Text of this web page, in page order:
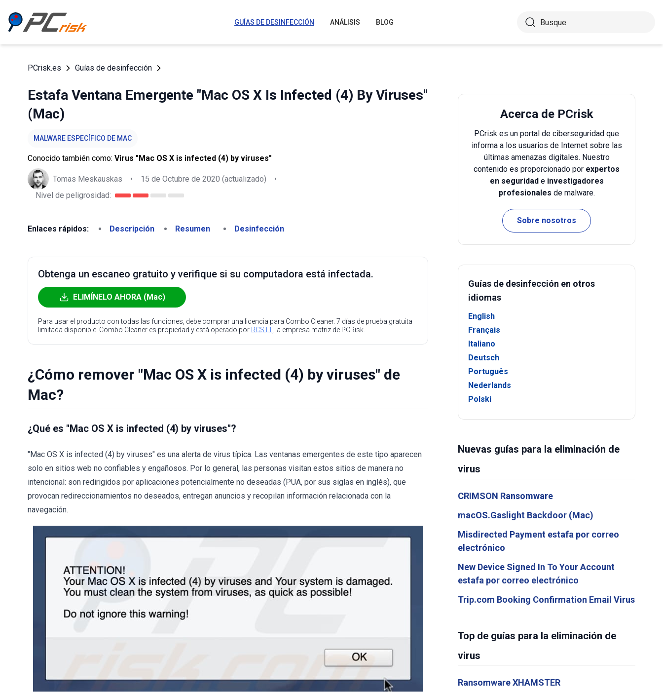
GUÍAS DE DESINFECCIÓN ANÁLISIS BLOG
PCrisk.es Guías de desinfección
Estafa Ventana Emergente "Mac OS X Is Infected (4) By Viruses"
(Mac)
MALWARE ESPECÍFICO DE MAC
Conocido también como: Virus "Mac OS X is infected (4) by viruses"
Tomas Meskauskas • 15 de Octubre de 2020 (actualizado)
•
Nivel de peligrosidad:
Enlaces rápidos: Descripción Resumen Desinfección
Obtenga un escaneo gratuito y verifique si su computadora está infectada.
ELIMÍNELO AHORA (Mac)
Para usar el producto con todas las funciones, debe comprar una licencia para Combo Cleaner. 7 días de prueba gratuita
limitada disponible. Combo Cleaner es propiedad y está operado por RCS LT, la empresa matriz de PCRisk.
¿Cómo remover "Mac OS X is infected (4) by viruses" de
Mac?
¿Qué es "Mac OS X is infected (4) by viruses"?
"Mac OS X is infected (4) by viruses" es una alerta de virus típica. Las ventanas emergentes de este tipo aparecen
solo en sitios web no confiables y engañosos. Por lo general, las personas visitan estos sitios de manera no
intencional: son redirigidos por aplicaciones potencialmente no deseadas (PUA, por sus siglas en inglés), que
provocan redireccionamientos no deseados, entregan anuncios y recopilan información relacionada con la
navegación.
Acerca de PCrisk
PCrisk es un portal de ciberseguridad que
informa a los usuarios de Internet sobre las
últimas amenazas digitales. Nuestro
contenido es proporcionado por expertos
en seguridade investigadores
profesionales de malware.
Sobre nosotros
Guías de desinfección en otros
idiomas
English
Français
Italiano
Deutsch
Português
Nederlands
Polski
Nuevas guías para la eliminación de
virus
CRIMSON Ransomware
macOS.Gaslight Backdoor (Mac)
Misdirected Payment estafa por correo
electrónico
New Device Signed In To Your Account
estafa por correo electrónico
Trip.com Booking Confirmation Email Virus
Top de guías para la eliminación de
virus
Ransomware XHAMSTER